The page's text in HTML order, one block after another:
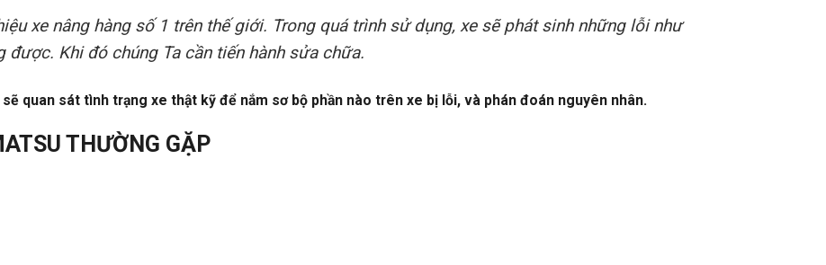
xe nâng hàng số 1 trên thế giới. Trong quá trình sử dụng, xe sẽ phát sinh những lỗi như
Khi đó chúng Ta cần tiến hành sửa chữa.
quan sát tình trạng xe thật kỹ để nắm sơ bộ phần nào trên xe bị lỗi, và phán đoán nguyên nhân.
THƯỜNG GẶP